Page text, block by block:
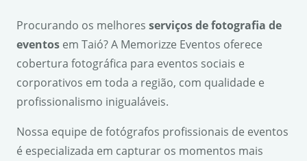
Procurando os melhores serviços de fotografia de
eventos em Taió? A Memorizze Eventos oferece
cobertura fotográfica para eventos sociais e
corporativos em toda a região, com qualidade e
profissionalismo inigualáveis.
Nossa equipe de fotógrafos profissionais de eventos
é especializada em capturar os momentos mais